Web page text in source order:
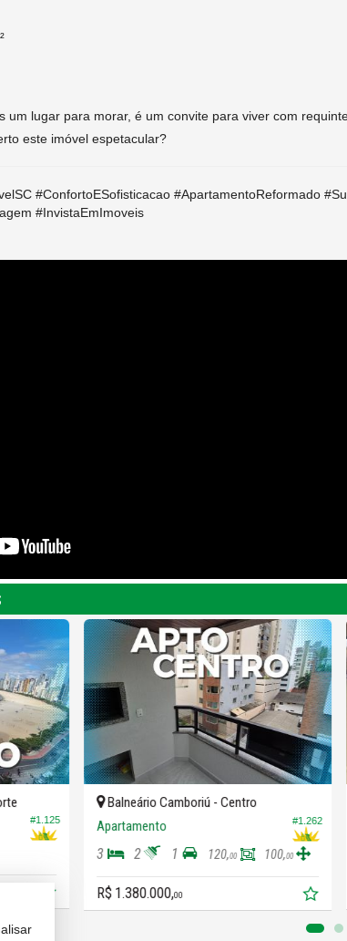
um lugar para morar, é um convite para viver com
este imóvel espetacular?
#ConfortoESofisticacao #ApartamentoReformado
#InvistaEmImoveis
#1.125 #1.262
Balneário Camboriú -Centro
Apartamento
3 2 1 120,00 100,00
R$ 1.380.000,00